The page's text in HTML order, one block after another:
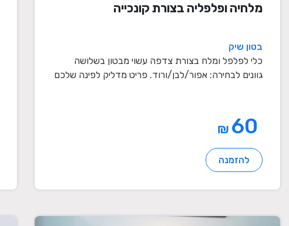
מלחיה ופלפליה בצורת קונכייה
בטון שיק
כלי לפלפל ומלח בצורת צדפה עשוי מבטון בשלושה
גוונים לבחירה: אפור/לבן/ורוד. פריט מדליק לפינה שלכם
₪
להזמנה